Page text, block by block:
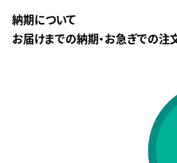
納期について
お届けまでの納期・お急ぎでの